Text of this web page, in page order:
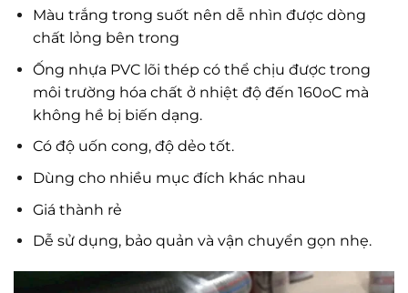
Màu trắng trong suốt nên dễ nhìn được dòng
chất lỏng bên trong
Ống nhựa PVC lõi thép có thể chịu được trong
môi trường hóa chất ở nhiệt độ đến 160oC mà
không hề bị biến dạng.
Có độ uốn cong, độ dẻo tốt.
Dùng cho nhiều mục đích khác nhau
Giá thành rẻ
Dễ sử dụng, bảo quản và vận chuyển gọn nhẹ.